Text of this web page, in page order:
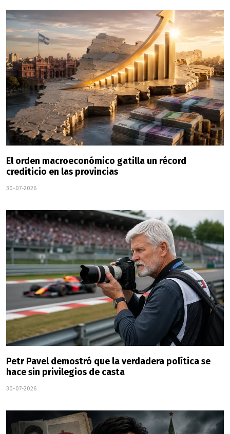
El orden macroeconómico gatilla un récord
crediticio en las provincias
30-07-2026
Petr Pavel demostró que la verdadera política se
hace sin privilegios de casta
30-07-2026